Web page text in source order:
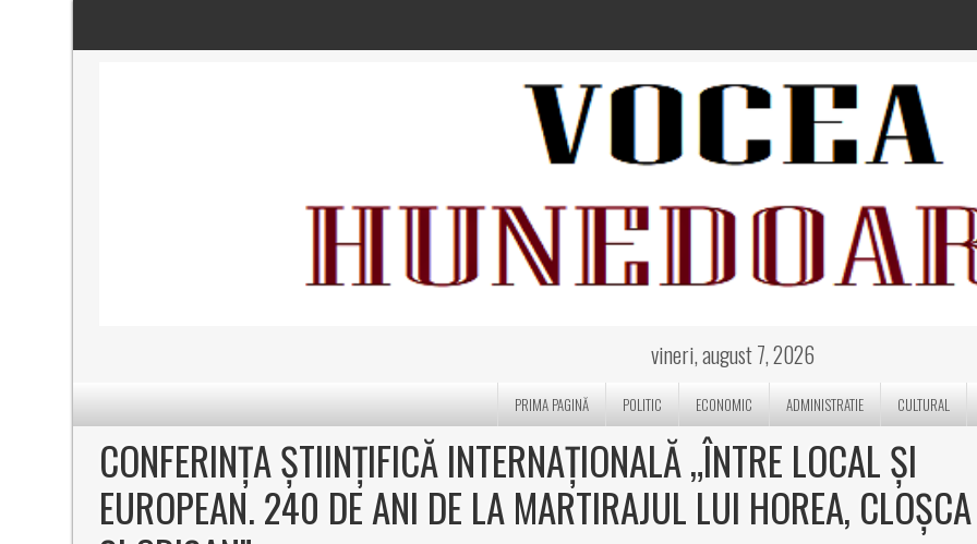
vineri, august 7, 2026
PRIMA PAGINĂ POLITIC ECONOMIC ADMINISTRATIE CULTURAL
CONFERINȚA ȘTIINȚIFICĂ INTERNAȚIONALĂ „ÎNTRE LOCAL ȘI
EUROPEAN. 240 DE ANI DE LA MARTIRAJUL LUI HOREA, CLOȘCA